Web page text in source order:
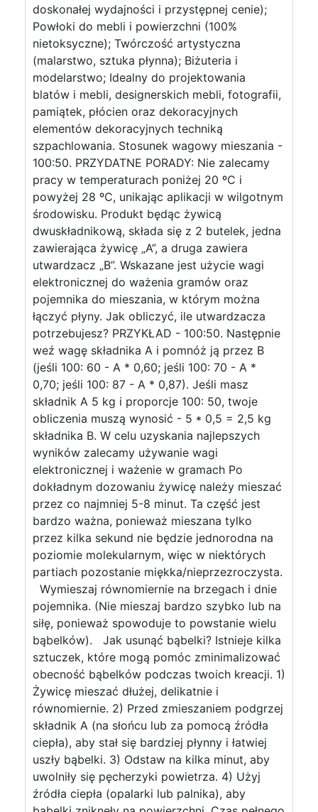
doskonałej wydajności i przystępnej cenie);
Powłoki do mebli i powierzchni (100%
nietoksyczne); Twórczość artystyczna
(malarstwo, sztuka płynna); Biżuteria i
modelarstwo; Idealny do projektowania
blatów i mebli, designerskich mebli, fotografii,
pamiątek, płócien oraz dekoracyjnych
elementów dekoracyjnych techniką
szpachlowania. Stosunek wagowy mieszania -
100:50. PRZYDATNE PORADY: Nie zalecamy
pracy w temperaturach poniżej 20 ºC i
powyżej 28 ºC, unikając aplikacji w wilgotnym
środowisku. Produkt będąc żywicą
dwuskładnikową, składa się z 2 butelek, jedna
zawierająca żywicę „A”, a druga zawiera
utwardzacz „B”. Wskazane jest użycie wagi
elektronicznej do ważenia gramów oraz
pojemnika do mieszania, w którym można
łączyć płyny. Jak obliczyć, ile utwardzacza
potrzebujesz? PRZYKŁAD - 100:50. Następnie
weź wagę składnika A i pomnóż ją przez B
(jeśli 100: 60 - A * 0,60; jeśli 100: 70 - A *
0,70; jeśli 100: 87 - A * 0,87). Jeśli masz
składnik A 5 kg i proporcje 100: 50, twoje
obliczenia muszą wynosić - 5 * 0,5 = 2,5 kg
składnika B. W celu uzyskania najlepszych
wyników zalecamy używanie wagi
elektronicznej i ważenie w gramach Po
dokładnym dozowaniu żywicę należy mieszać
przez co najmniej 5-8 minut. Ta część jest
bardzo ważna, ponieważ mieszana tylko
przez kilka sekund nie będzie jednorodna na
poziomie molekularnym, więc w niektórych
partiach pozostanie miękka/nieprzezroczysta.
Wymieszaj równomiernie na brzegach i dnie
pojemnika. (Nie mieszaj bardzo szybko lub na
siłę, ponieważ spowoduje to powstanie wielu
bąbelków). Jak usunąć bąbelki? Istnieje kilka
sztuczek, które mogą pomóc zminimalizować
obecność bąbelków podczas twoich kreacji. 1)
Żywicę mieszać dłużej, delikatnie i
równomiernie. 2) Przed zmieszaniem podgrzej
składnik A (na słońcu lub za pomocą źródła
ciepła), aby stał się bardziej płynny i łatwiej
uszły bąbelki. 3) Odstaw na kilka minut, aby
uwolniły się pęcherzyki powietrza. 4) Użyj
źródła ciepła (opalarki lub palnika), aby